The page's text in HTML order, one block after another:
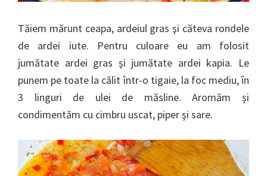
Tăiem mărunt ceapa, ardeiul gras şi căteva rondele
de ardei iute. Pentru culoare eu am folosit
jumătate ardei gras şi jumătate ardei kapia. Le
punem pe toate la călit într-o tigaie, la foc mediu, în
3 linguri de ulei de măsline. Aromăm şi
condimentăm cu cimbru uscat, piper şi sare.